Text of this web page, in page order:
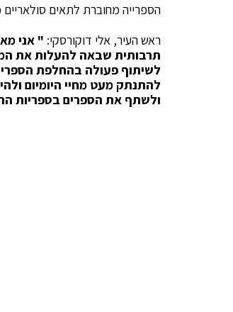
הספרייה מחוברת לתאים
ראש העיר, אלי דוקורסקי: " אני
תרבותית שבאה להעלות את
לשיתוף פעולה בהחלפת
להתנתק מעט מחיי היומיום
ולשתף את הספרים בספריות